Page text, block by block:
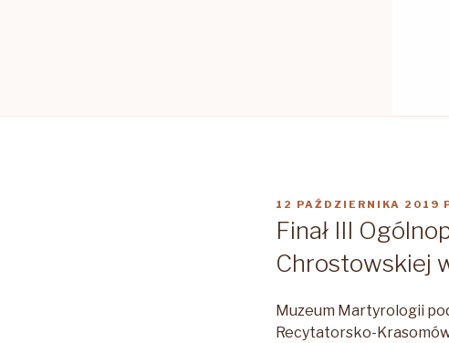
OPUBLIKOWANE
12 PAŹDZIERNIKA 2019
Finał III
Chrostowskiej
Muzeum Martyrologii
Recytatorsko-